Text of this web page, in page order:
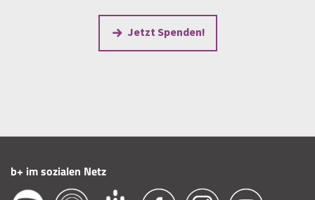
Jetzt Spenden!
b+ im sozialen Netz